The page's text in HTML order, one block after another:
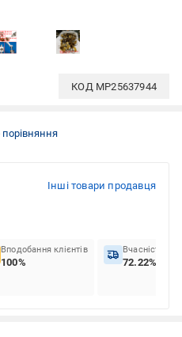
КОД MP25637944
Інші товари продавця
Вподобання клієнтів
100%
Вчасність
72.22%